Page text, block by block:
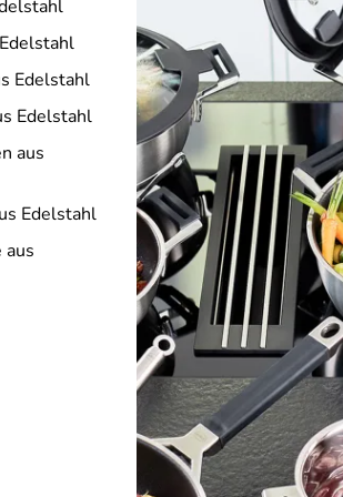
Edelstahl
Edelstahl
aus
Edelstahl
aus